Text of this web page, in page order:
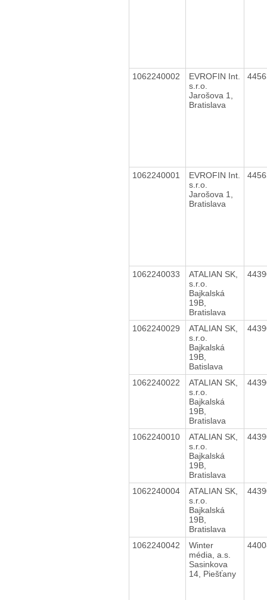
1062240002
EVROFIN Int.
s.r.o.
Jarošova 1,
Bratislava
1062240001
EVROFIN Int.
s.r.o.
Jarošova 1,
Bratislava
1062240033
ATALIAN SK,
s.r.o.
Bajkalská
19B,
Bratislava
1062240029
ATALIAN SK,
s.r.o.
Bajkalská
19B,
Batislava
1062240022
ATALIAN SK,
s.r.o.
Bajkalská
19B,
Bratislava
1062240010
ATALIAN SK,
s.r.o.
Bajkalská
19B,
Bratislava
1062240004
ATALIAN SK,
s.r.o.
Bajkalská
19B,
Bratislava
1062240042
Winter
média, a.s.
Sasinkova
14, Piešťany